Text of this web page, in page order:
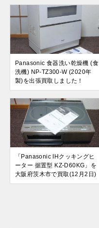
Panasonic 食器洗い乾燥機 (食
洗機) NP-TZ300-W (2020年
製)を出張買取しました！
「Panasonic IHクッキングヒ
ーター 据置型 KZ-D60KG」を
大阪府茨木市で買取(12月2日)